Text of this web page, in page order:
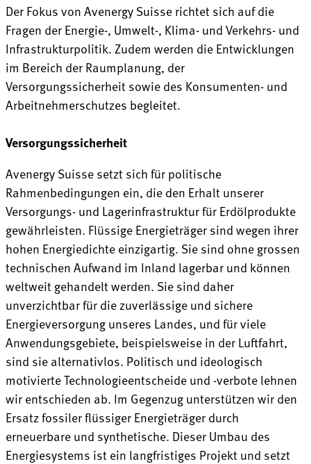
Der Fokus von Avenergy Suisse richtet sich auf die
Fragen der Energie-, Umwelt-, Klima- und Verkehrs- und
Infrastrukturpolitik. Zudem werden die Entwicklungen
im Bereich der Raumplanung, der
Versorgungssicherheit sowie des Konsumenten- und
Arbeitnehmerschutzes begleitet.
Versorgungssicherheit
Avenergy Suisse setzt sich für politische
Rahmenbedingungen ein, die den Erhalt unserer
Versorgungs- und Lagerinfrastruktur für Erdölprodukte
gewährleisten. Flüssige Energieträger sind wegen ihrer
hohen Energiedichte einzigartig. Sie sind ohne grossen
technischen Aufwand im Inland lagerbar und können
weltweit gehandelt werden. Sie sind daher
unverzichtbar für die zuverlässige und sichere
Energieversorgung unseres Landes, und für viele
Anwendungsgebiete, beispielsweise in der Luftfahrt,
sind sie alternativlos. Politisch und ideologisch
motivierte Technologieentscheide und -verbote lehnen
wir entschieden ab. Im Gegenzug unterstützen wir den
Ersatz fossiler flüssiger Energieträger durch
erneuerbare und synthetische. Dieser Umbau des
Energiesystems ist ein langfristiges Projekt und setzt